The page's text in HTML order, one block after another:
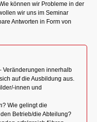
können wir Probleme in der
wir uns im Seminar
Antworten in Form von
Veränderungen innerhalb
auf die Ausbildung aus.
innen und
Wie gelingt die
Betrieb/die Abteilung?